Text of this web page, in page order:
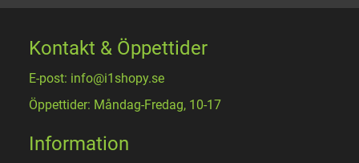
Kontakt & Öppettider
E-post: info@i1shopy.se
Öppettider: Måndag-Fredag, 10-17
Information